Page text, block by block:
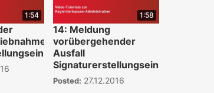
1:54 1:58
14: Meldung
vorübergehender
Ausfall
Signaturerstellungseinheit
Posted: 27.12.2016